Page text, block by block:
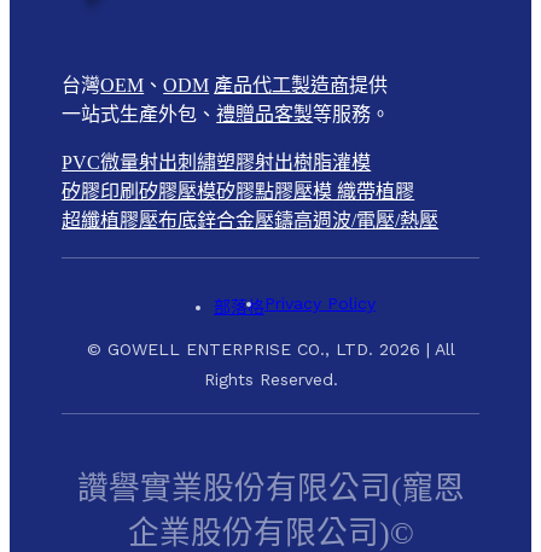
台灣OEM 、ODM 產品代工製造商提供
一站式生產外包、禮贈品客製等服務。
PVC微量射出刺繡塑膠射出樹脂灌模
矽膠印刷矽膠壓模矽膠點膠壓模 織帶植膠
超纖植膠壓布底鋅合金壓鑄高週波/電壓/熱壓
© GOWELL ENTERPRISE CO., LTD. 2026 | All
Rights Reserved.
部落格Privacy Policy
讚譽實業股份有限公司(寵恩
企業股份有限公司)©